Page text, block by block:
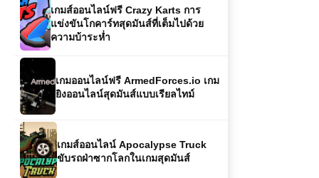
เกมส์ออนไลน์ฟรี Crazy Karts การ
แข่งขันโกคาร์ทสุดมันส์ที่เต็มไปด้วย
ความบ้าระห่ำ
เกมออนไลน์ฟรี ArmedForces.io เกม
ยิงออนไลน์สุดมันส์แบบเรียลไทม์
เกมส์ออนไลน์ Apocalypse Truck
ขับรถฝ่าซากโลกในเกมสุดมันส์